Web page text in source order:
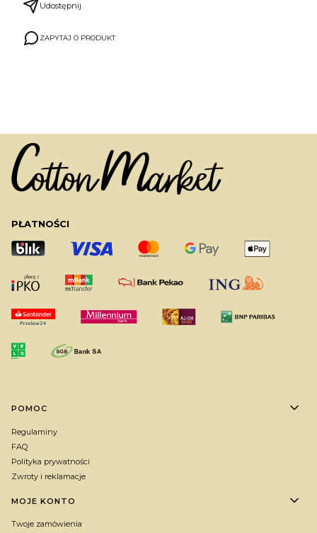
Udostępnij
ZAPYTAJ O PRODUKT
PŁATNOŚCI
Linki w stopce
POMOC
Regulaminy
FAQ
Polityka prywatności
Zwroty i reklamacje
MOJE KONTO
Twoje zamówienia